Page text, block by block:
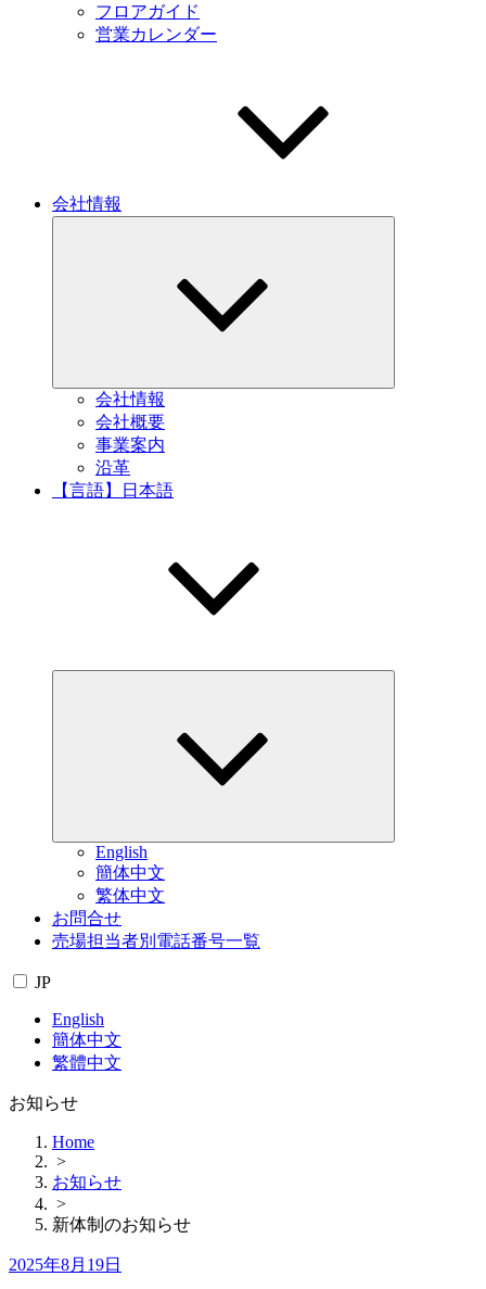
フロアガイド
営業カレンダー
会社情報
会社情報
会社概要
事業案内
沿革
【言語】日本語
English
簡体中文
繁体中文
お問合せ
売場担当者別電話番号一覧
JP
English
簡体中文
繁體中文
お知らせ
Home
>
お知らせ
>
新体制のお知らせ
Posted
2025年8月19日